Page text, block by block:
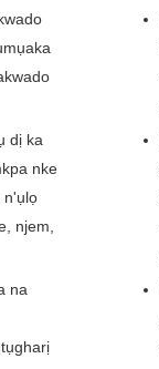
dị ka
nke
n'ụlọ
njem,
na